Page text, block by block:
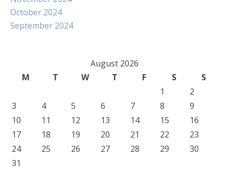
October 2024
September 2024
August 2026
M
T W T F S
S
1
2
3
4 5 6 7 8
9
10
11 12 13 14 15
16
17
18 19 20 21 22
23
24
25 26 27 28 29
30
31